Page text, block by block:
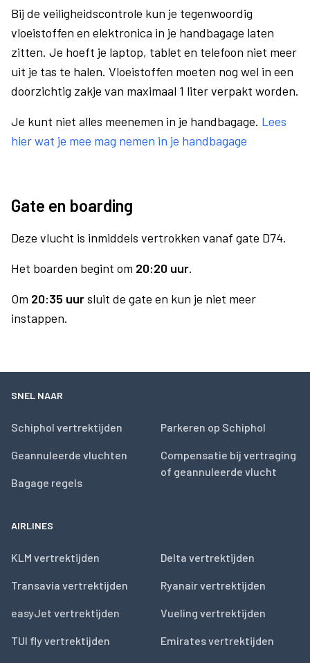
Bij de veiligheidscontrole kun je tegenwoordig
vloeistoffen en elektronica in je handbagage laten
zitten. Je hoeft je laptop, tablet en telefoon niet meer
uit je tas te halen. Vloeistoffen moeten nog wel in een
doorzichtig zakje van maximaal 1 liter verpakt worden.
Je kunt niet alles meenemen in je handbagage. Lees
hier wat je mee mag nemen in je handbagage
Gate en boarding
Deze vlucht is inmiddels vertrokken vanaf gate D74.
Het boarden begint om 20:20 uur.
Om 20:35 uursluit de gate en kun je niet meer
instappen.
SNEL NAAR
Schiphol vertrektijden
Geannuleerde vluchten
Bagage regels
Parkeren op Schiphol
Compensatie bij vertraging
of geannuleerde vlucht
AIRLINES
KLM vertrektijden
Transavia vertrektijden
easyJet vertrektijden
TUI fly vertrektijden
Delta vertrektijden
Ryanair vertrektijden
Vueling vertrektijden
Emirates vertrektijden